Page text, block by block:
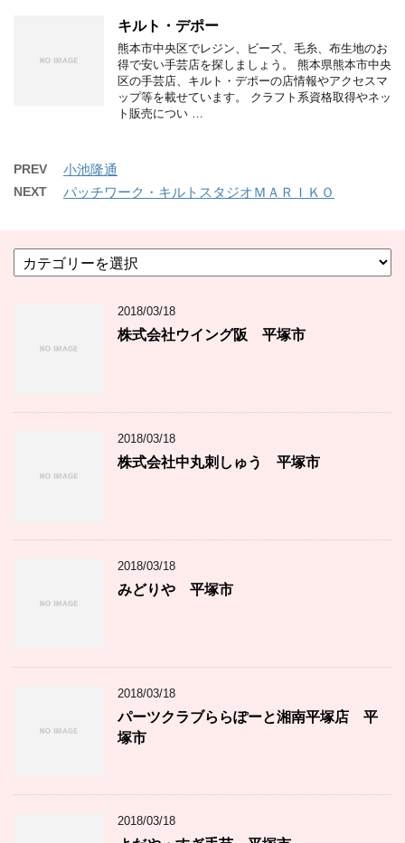
キルト・デポー
熊本市中央区でレジン、ビーズ、毛糸、布生地のお
得で安い手芸店を探しましょう。 熊本県熊本市中央
区の手芸店、キルト・デポーの店情報やアクセスマ
ップ等を載せています。 クラフト系資格取得やネッ
ト販売につい …
PREV 小池隆通
NEXT パッチワーク・キルトスタジオＭＡＲＩＫＯ
テ
2018/03/18
株式会社ウイング阪 平塚市
2018/03/18
株式会社中丸刺しゅう 平塚市
2018/03/18
みどりや 平塚市
2018/03/18
パーツクラブららぽーと湘南平塚店 平
塚市
2018/03/18